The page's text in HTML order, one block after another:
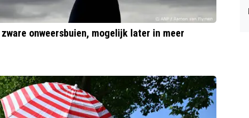
onweersbuien, mogelijk later in meer